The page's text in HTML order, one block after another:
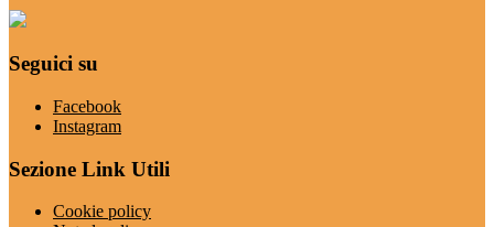
Seguici su
Facebook
Instagram
Sezione Link Utili
Cookie policy